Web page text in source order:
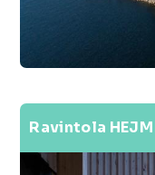
Ravintola HEJM